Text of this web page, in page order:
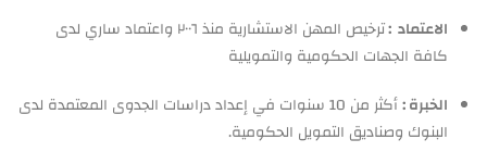
الاعتماد :
ترخيص المهن الاستشارية منذ ٢٠٠٦ واعتماد ساري لدى
كافة الجهات الحكومية والتمويلية
الخبرة :
أكثر من 10 سنوات في إعداد دراسات الجدوى المعتمدة لدى
البنوك وصناديق التمويل الحكومية.